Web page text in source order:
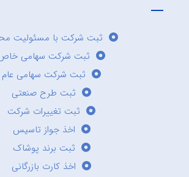
ثبت شرکت با مسئولیت
ثبت شرکت سهامی
ثبت شرکت سهامی عام
ثبت طرح صنعتی
ثبت تغییرات شرکت
اخذ جواز تاسیس
ثبت برند پوشاک
اخذ کارت بازرگانی